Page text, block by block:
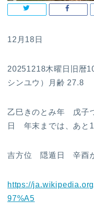
12月18日
20251218木曜日旧暦
シンユウ）月齢 27.8
乙巳きのとみ年 戊子
日 年末までは、あと
吉方位 隠遁日 辛酉
https://
97%A5